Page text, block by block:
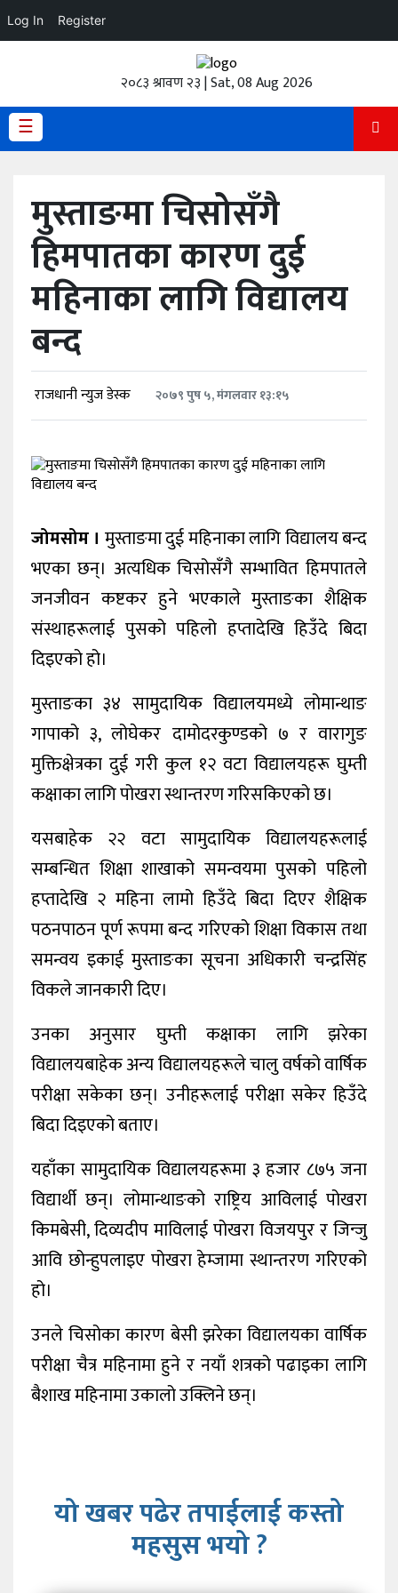
Log In Register
२०८३ श्रावण २३ | Sat, 08 Aug 2026
☰
अपडेट
प्रदेश
अर्थतंत्र
अन्य
मुस्ताङमा चिसोसँगै
हिमपातका कारण दुई
महिनाका लागि विद्यालय
बन्द
राजधानी न्युज डेस्क २०७९ पुष ५, मंगलवार १३:१५
जोमसोम । मुस्ताङमा दुई महिनाका लागि विद्यालय बन्द
भएका छन्। अत्यधिक चिसोसँगै सम्भावित हिमपातले
जनजीवन कष्टकर हुने भएकाले मुस्ताङका शैक्षिक
संस्थाहरूलाई पुसको पहिलो हप्तादेखि हिउँदे बिदा
दिइएको हो।
मुस्ताङका ३४ सामुदायिक विद्यालयमध्ये लोमान्थाङ
गापाको ३, लोघेकर दामोदरकुण्डको ७ र वारागुङ
मुक्तिक्षेत्रका दुई गरी कुल १२ वटा विद्यालयहरू घुम्ती
कक्षाका लागि पोखरा स्थान्तरण गरिसकिएको छ।
यसबाहेक २२ वटा सामुदायिक विद्यालयहरूलाई
सम्बन्धित शिक्षा शाखाको समन्वयमा पुसको पहिलो
हप्तादेखि २ महिना लामो हिउँदे बिदा दिएर शैक्षिक
पठनपाठन पूर्ण रूपमा बन्द गरिएको शिक्षा विकास तथा
समन्वय इकाई मुस्ताङका सूचना अधिकारी चन्द्रसिंह
विकले जानकारी दिए।
उनका अनुसार घुम्ती कक्षाका लागि झरेका
विद्यालयबाहेक अन्य विद्यालयहरूले चालु वर्षको वार्षिक
परीक्षा सकेका छन्। उनीहरूलाई परीक्षा सकेर हिउँदे
बिदा दिइएको बताए।
यहाँका सामुदायिक विद्यालयहरूमा ३ हजार ८७५ जना
विद्यार्थी छन्। लोमान्थाङको राष्ट्रिय आविलाई पोखरा
किमबेसी, दिव्यदीप माविलाई पोखरा विजयपुर र जिन्जु
आवि छोन्हुपलाइए पोखरा हेम्जामा स्थान्तरण गरिएको
हो।
उनले चिसोका कारण बेसी झरेका विद्यालयका वार्षिक
परीक्षा चैत्र महिनामा हुने र नयाँ शत्रको पढाइका लागि
बैशाख महिनामा उकालो उक्लिने छन्।
यो खबर पढेर तपाईलाई कस्तो
महसुस भयो ?